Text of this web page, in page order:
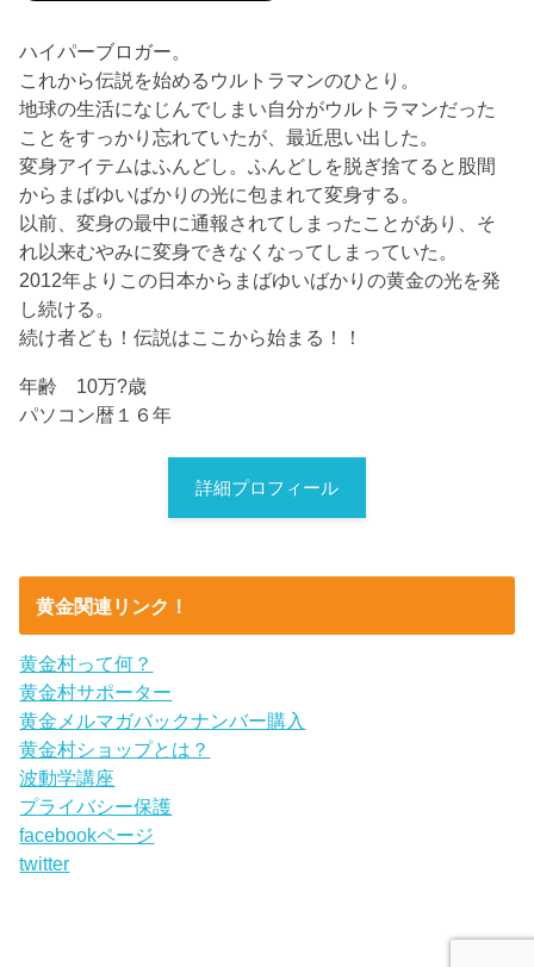
ハイパーブロガー。
これから伝説を始めるウルトラマンのひとり。
地球の生活になじんでしまい自分がウルトラマンだった
ことをすっかり忘れていたが、最近思い出した。
変身アイテムはふんどし。ふんどしを脱ぎ捨てると股間
からまばゆいばかりの光に包まれて変身する。
以前、変身の最中に通報されてしまったことがあり、そ
れ以来むやみに変身できなくなってしまっていた。
2012年よりこの日本からまばゆいばかりの黄金の光を発
し続ける。
続け者ども！伝説はここから始まる！！
年齢 10万?歳
パソコン暦１６年
詳細プロフィール
黄金関連リンク！
黄金村って何？
黄金村サポーター
黄金メルマガバックナンバー購入
黄金村ショップとは？
波動学講座
プライバシー保護
facebookページ
twitter